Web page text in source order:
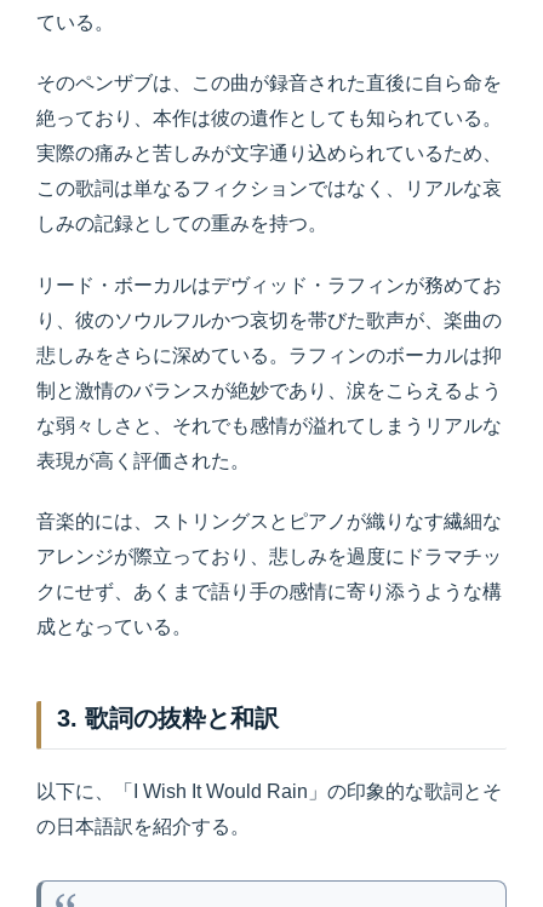
ている。
そのペンザブは、この曲が録音された直後に自ら命を
絶っており、本作は彼の遺作としても知られている。
実際の痛みと苦しみが文字通り込められているため、
この歌詞は単なるフィクションではなく、リアルな哀
しみの記録としての重みを持つ。
リード・ボーカルはデヴィッド・ラフィンが務めてお
り、彼のソウルフルかつ哀切を帯びた歌声が、楽曲の
悲しみをさらに深めている。ラフィンのボーカルは抑
制と激情のバランスが絶妙であり、涙をこらえるよう
な弱々しさと、それでも感情が溢れてしまうリアルな
表現が高く評価された。
音楽的には、ストリングスとピアノが織りなす繊細な
アレンジが際立っており、悲しみを過度にドラマチッ
クにせず、あくまで語り手の感情に寄り添うような構
成となっている。
3. 歌詞の抜粋と和訳
以下に、「I Wish It Would Rain」の印象的な歌詞とそ
の日本語訳を紹介する。